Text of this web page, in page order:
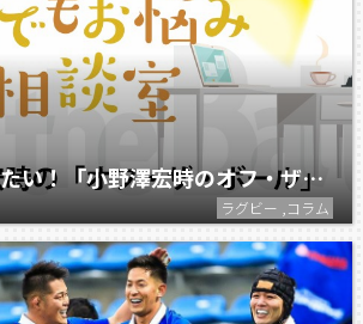
負け癖をなくしたい！「小野澤宏時のオフ・ザ・ボール」何でもお悩み相談室（11）
ラグビー ,コラム